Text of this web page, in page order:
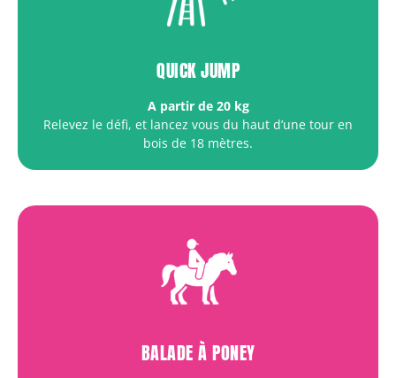
QUICK JUMP
A partir de 20 kg
Relevez le défi, et lancez vous du haut d’une tour en
bois de 18 mètres.
BALADE À PONEY